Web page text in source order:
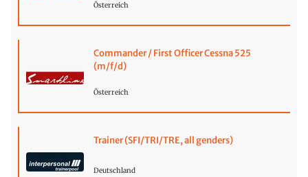
Österreich
Commander / First Officer Cessna 525
(m/f/d)
Österreich
Trainer (SFI/TRI/TRE, all genders)
Deutschland